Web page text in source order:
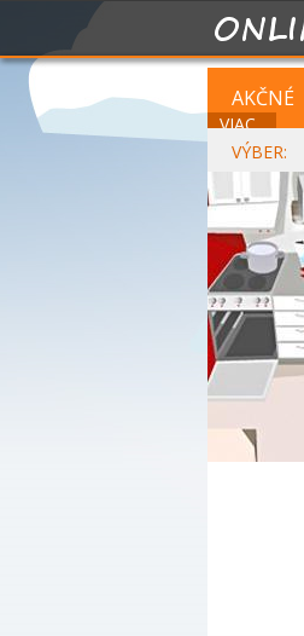
AKČNÉ
VIAC...
VÝBER: